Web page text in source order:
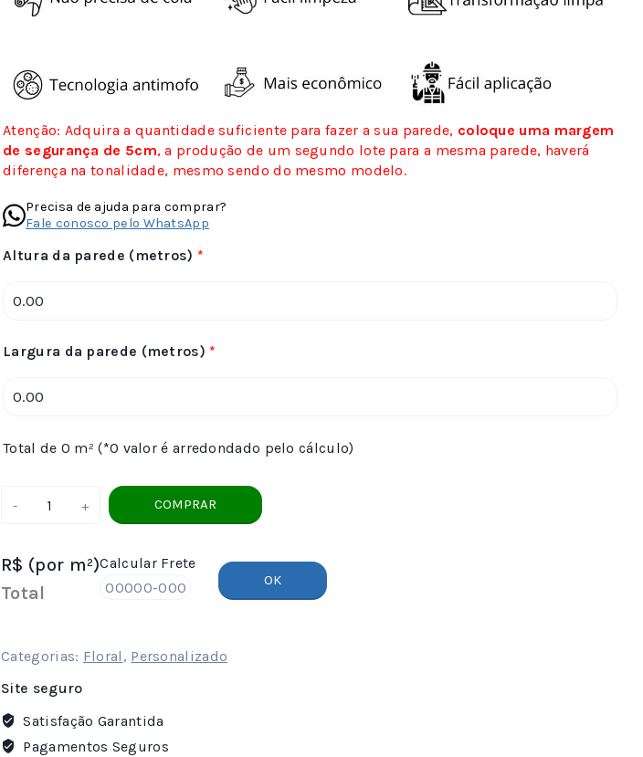
Atenção: Adquira a quantidade suficiente para fazer a sua parede, coloque uma margem
de segurança de 5cm, a produção de um segundo lote para a mesma parede, haverá
diferença na tonalidade, mesmo sendo do mesmo modelo.
Precisa de ajuda para comprar?
Fale conosco pelo WhatsApp
Altura da parede (metros) *
Largura da parede (metros) *
Total de 0 m² (*O valor é arredondado pelo cálculo)
Papel
Floral
-
COMPRAR
R$ (por m²)
Total
Calcular Frete
OK
Categorias: Floral , Personalizado
Site seguro
Satisfação Garantida
Pagamentos Seguros